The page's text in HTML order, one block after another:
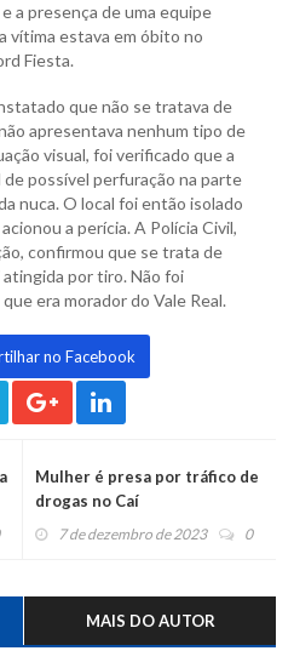
a presença de uma equipe
vítima estava em óbito no
Fiesta.
que não se tratava de
apresentava nenhum tipo de
visual, foi verificado que a
possível perfuração na parte
nuca. O local foi então isolado
a perícia. A Polícia Civil,
confirmou que se trata de
por tiro. Não foi
era morador do Vale Real.
no Facebook
Mulher é presa por tráfico de
drogas no Caí
7 de dezembro de 2023 0
MAIS DO AUTOR